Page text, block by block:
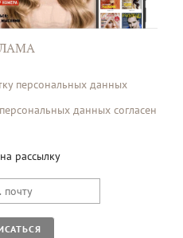
персональных данных
данных согласен
рассылку